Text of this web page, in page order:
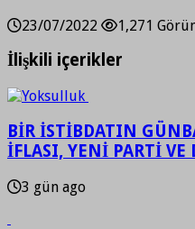
23/07/2022 1,271
İlişkili içerikler
BİR İSTİBDATIN
İFLASI, YENİ PARTİ VE
3 gün ago